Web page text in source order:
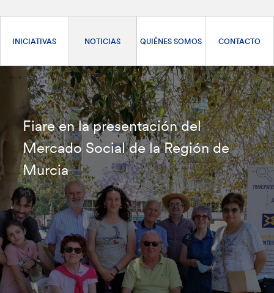
INICIATIVAS NOTICIAS QUIÉNES SOMOS CONTACTO
Fiare en la presentación del
Mercado Social de la Región de
Murcia